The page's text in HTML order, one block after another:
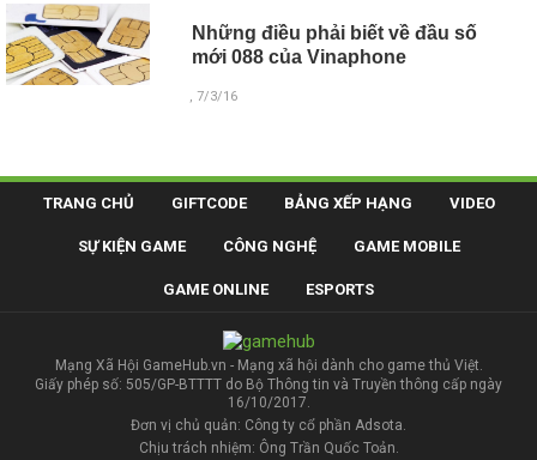
Những điều phải biết về đầu số
mới 088 của Vinaphone
, 7/3/16
TRANG CHỦ GIFTCODE BẢNG XẾP HẠNG VIDEO
SỰ KIỆN GAME CÔNG NGHỆ GAME MOBILE
GAME ONLINE ESPORTS
Mạng Xã Hội GameHub.vn - Mạng xã hội dành cho game thủ Việt.
Giấy phép số: 505/GP-BTTTT do Bộ Thông tin và Truyền thông cấp ngày
16/10/2017.
Đơn vị chủ quản: Công ty cổ phần Adsota.
Chịu trách nhiệm: Ông Trần Quốc Toản.